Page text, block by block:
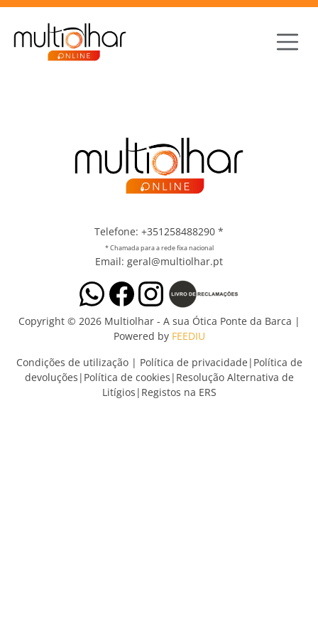
Telefone: +351258488290 *
* Chamada para a rede fixa nacional
Email: geral@multiolhar.pt
Copyright © 2026 Multiolhar - A sua Ótica Ponte da Barca |
Powered by FEEDIU
Condições de utilização| Política de privacidade | Política de
devoluções | Política de cookies | Resolução Alternativa de
Litígios | Registos na ERS